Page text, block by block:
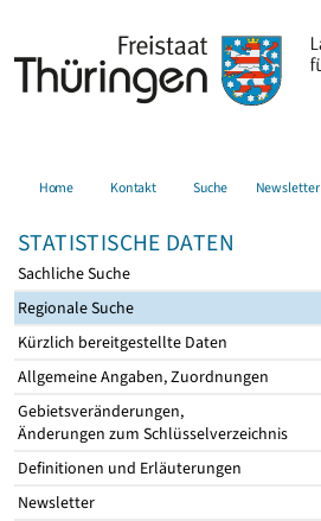
Home Kontakt Suche Newsletter
STATISTISCHE DATEN
Sachliche Suche
Regionale Suche
Kürzlich bereitgestellte Daten
Allgemeine Angaben, Zuordnungen
Gebietsveränderungen,
Änderungen zum Schlüsselverzeichnis
Definitionen und Erläuterungen
Newsletter